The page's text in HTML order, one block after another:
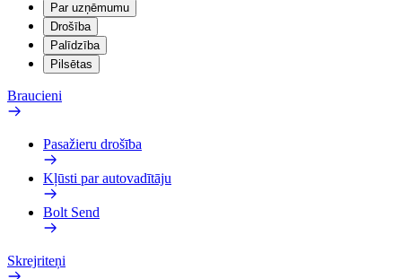
Par uzņēmumu
Drošība
Palīdzība
Pilsētas
Braucieni
Pasažieru drošība
Kļūsti par autovadītāju
Bolt Send
Skrejriteņi